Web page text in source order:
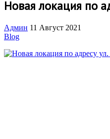
Новая локация по
Админ 11 Август 2021
Blog